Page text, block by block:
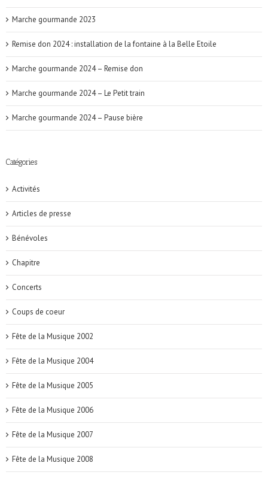
Marche gourmande 2023
Remise don 2024 : installation de la fontaine à la Belle Etoile
Marche gourmande 2024 – Remise don
Marche gourmande 2024 – Le Petit train
Marche gourmande 2024 – Pause bière
Catégories
Activités
Articles de presse
Bénévoles
Chapitre
Concerts
Coups de coeur
Fête de la Musique 2002
Fête de la Musique 2004
Fête de la Musique 2005
Fête de la Musique 2006
Fête de la Musique 2007
Fête de la Musique 2008